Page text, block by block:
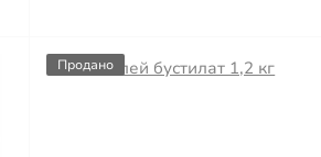
Продано